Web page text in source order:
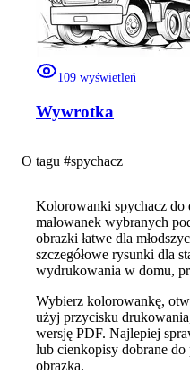
109 wyświetleń
Wywrotka
O tagu #spychacz
Kolorowanki spychacz do
malowanek wybranych
obrazki łatwe dla
szczegółowe rysunki dla
wydrukowania w domu,
Wybierz kolorowankę,
użyj przycisku
wersję PDF. Najlepiej
lub cienkopisy dobrane do
obrazka.